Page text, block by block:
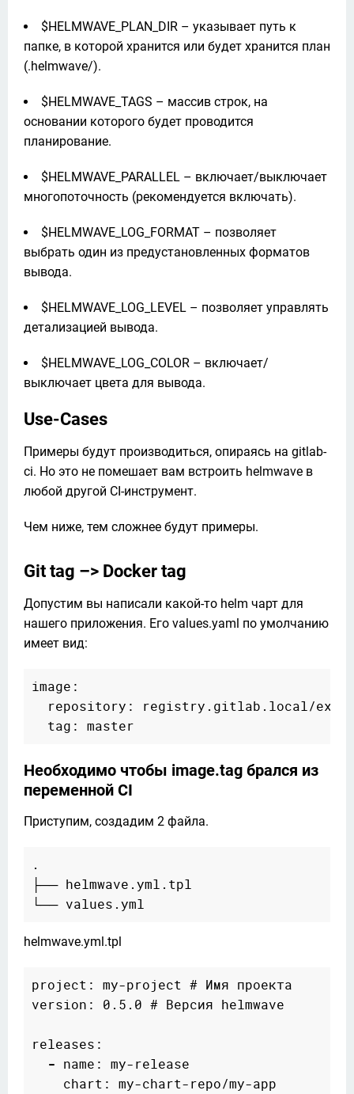
$HELMWAVE_PLAN_DIR – указывает путь к
папке, в которой хранится или будет хранится план
(.helmwave/).
$HELMWAVE_TAGS – массив строк, на
основании которого будет проводится
планирование.
$HELMWAVE_PARALLEL – включает/выключает
многопоточность (рекомендуется включать).
$HELMWAVE_LOG_FORMAT – позволяет
выбрать один из предустановленных форматов
вывода.
$HELMWAVE_LOG_LEVEL – позволяет управлять
детализацией вывода.
$HELMWAVE_LOG_COLOR – включает/
выключает цвета для вывода.
Use-Cases
Примеры будут производиться, опираясь на gitlab-
ci. Но это не помешает вам встроить helmwave в
любой другой CI-инструмент.
Чем ниже, тем сложнее будут примеры.
Git tag –> Docker tag
Допустим вы написали какой-то helm чарт для
нашего приложения. Его values.yaml по умолчанию
имеет вид:
image:
repository: registry.gitlab.local/
Необходимо чтобы image.tag брался из
переменной CI
Приступим, создадим 2 файла.
.
├── helmwave.yml.tpl
helmwave.yml.tpl
project: my-project # Имя проекта
version: 0.5.0 # Версия helmwave
releases:
- name: my-release
    chart: my-chart-repo/my-app